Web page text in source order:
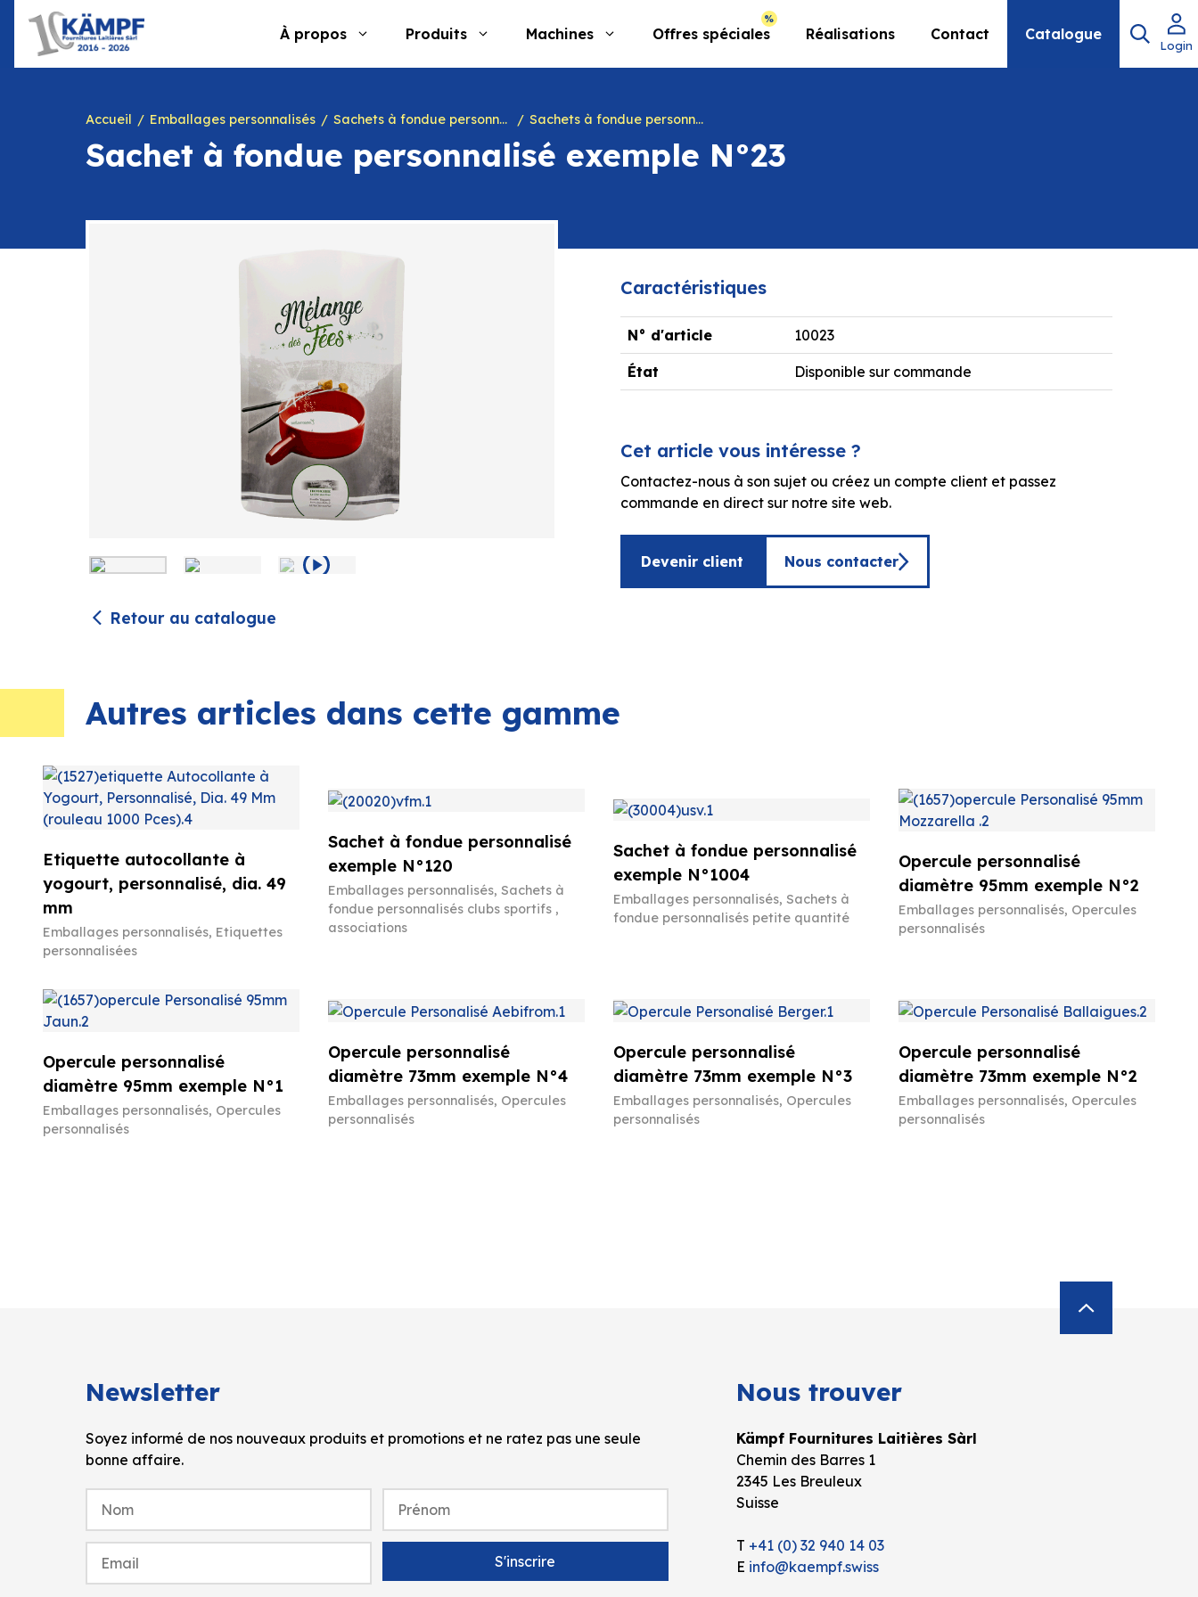
contenu
À propos Produits Machines Offres spéciales Réalisations Contact Catalogue
Login
Accueil Emballages personnalisés Sachets à fondue personnalisés Sachets à fondue personnalisé fromagerie, commerce
Sachet à fondue personnalisé exemple N°23
Retour au catalogue
Caractéristiques
N° d'article 10023
État Disponible sur commande
Cet article vous intéresse ?
Contactez-nous à son sujet ou créez un compte client et passez
commande en direct sur notre site web.
Devenir client Nous contacter
Autres articles dans cette gamme
Etiquette autocollante à
yogourt, personnalisé, dia. 49
mm
Emballages personnalisés, Etiquettes
personnalisées
Sachet à fondue personnalisé
exemple N°120
Emballages personnalisés, Sachets à
fondue personnalisés clubs sportifs ,
associations
Sachet à fondue personnalisé
exemple N°1004
Emballages personnalisés, Sachets à
fondue personnalisés petite quantité
Opercule personnalisé
diamètre 95mm exemple N°2
Emballages personnalisés, Opercules
personnalisés
Opercule personnalisé
diamètre 95mm exemple N°1
Emballages personnalisés, Opercules
personnalisés
Opercule personnalisé
diamètre 73mm exemple N°4
Emballages personnalisés, Opercules
personnalisés
Opercule personnalisé
diamètre 73mm exemple N°3
Emballages personnalisés, Opercules
personnalisés
Opercule personnalisé
diamètre 73mm exemple N°2
Emballages personnalisés, Opercules
personnalisés
Newsletter
Soyez informé de nos nouveaux produits et promotions et ne ratez pas une seule
bonne affaire.
Nous trouver
Kämpf Fournitures Laitières Sàrl
Chemin des Barres 1
2345 Les Breuleux
Suisse
T +41 (0) 32 940 14 03
E info@kaempf.swiss